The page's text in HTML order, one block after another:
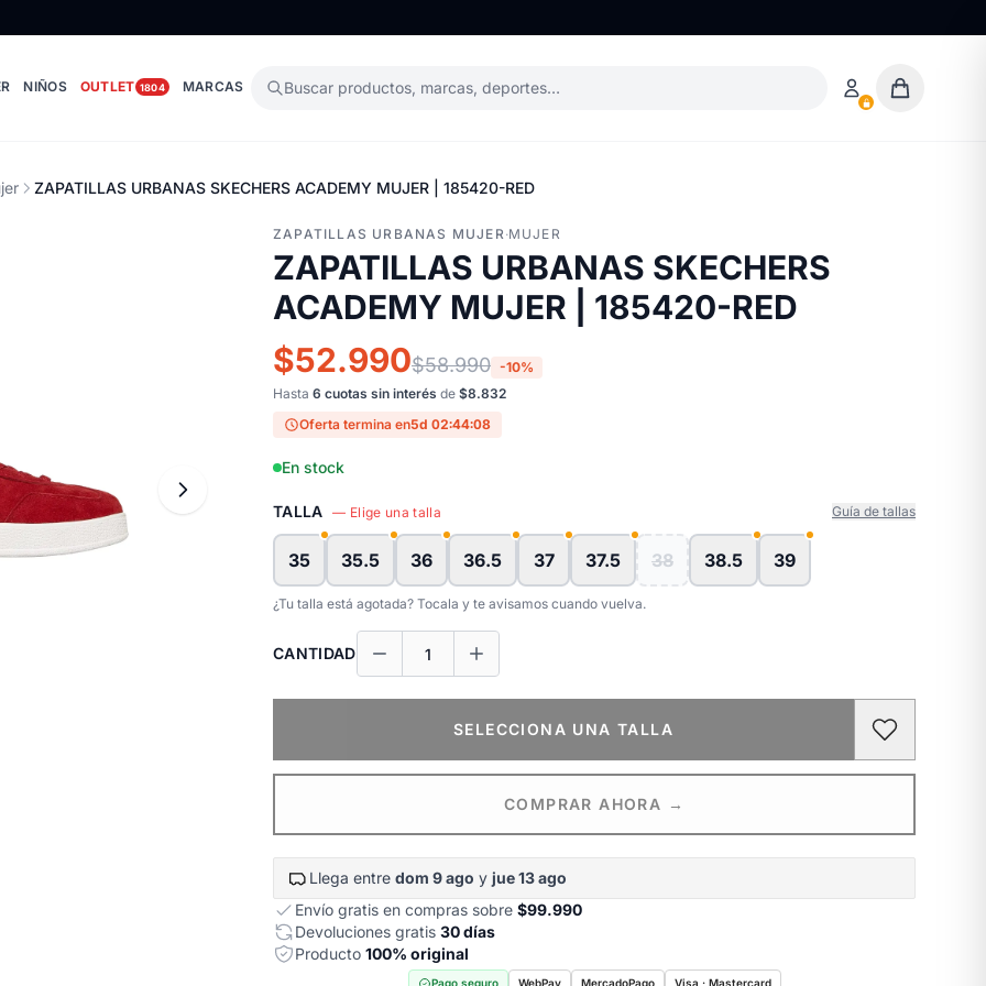
NIÑOS OUTLET 1804 MARCAS Buscar productos, marcas, deportes…
ZAPATILLAS URBANAS SKECHERS ACADEMY MUJER | 185420-RED
ZAPATILLAS URBANAS MUJER·MUJER
ZAPATILLAS URBANAS SKECHERS
ACADEMY MUJER | 185420-RED
$52.990$58.990 -10%
Hasta 6 cuotas sin interés de $8.832
Oferta termina en5d 02:44:07
En stock
TALLA — Elige una talla Guía de tallas
35 35.5 36 36.5 37 37.5 38 38.5 39
¿Tu talla está agotada? Tocala y te avisamos cuando vuelva.
CANTIDAD
SELECCIONA UNA TALLA
COMPRAR AHORA →
Llega entre dom 9 ago y jue 13 ago
Envío gratis en compras sobre $99.990
Devoluciones gratis 30 días
Producto 100% original
Pago seguro WebPay MercadoPago Visa · Mastercard